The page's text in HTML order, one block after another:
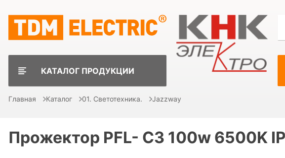
КАТАЛОГ ПРОДУКЦИИ
Главная Каталог 01. Светотехника. Jazzway
Прожектор PFL- C3 100w 6500K